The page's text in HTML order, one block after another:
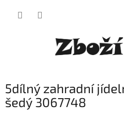
5dílný zahradní
šedý 3067748